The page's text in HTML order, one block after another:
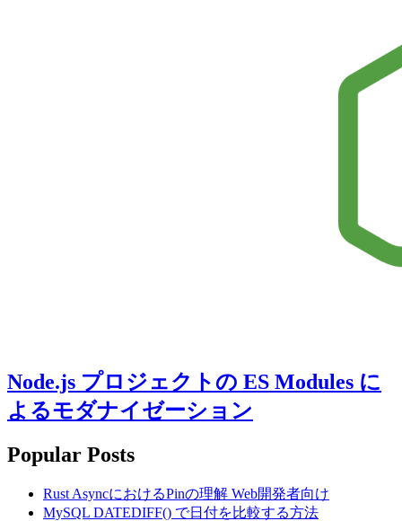
Node.js プロジェクトの ES Modules に
よるモダナイゼーション
Popular Posts
Rust AsyncにおけるPinの理解 Web開発者向け
MySQL DATEDIFF() で日付を比較する方法